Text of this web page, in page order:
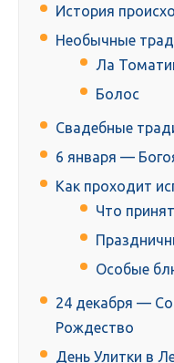
История
Необычные
Ла
Болос
Свадебные
6 января —
Как проходит
Что
Особые
24 декабря —
Рождество
День Улитки в